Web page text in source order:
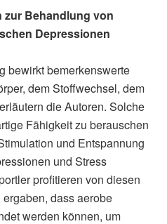
Behandlung von
Depressionen
bewirkt bemerkenswerte
dem Stoffwechsel, dem
die Autoren. Solche
Fähigkeit zu berauschen
und Entspannung
und Stress
profitieren von diesen
dass aerobe
werden können, um